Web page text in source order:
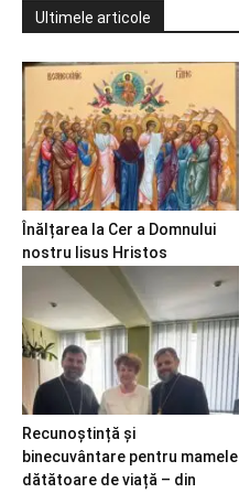
Ultimele articole
Înălțarea la Cer a Domnului
nostru Iisus Hristos
Recunoștință și
binecuvântare pentru mamele
dătătoare de viață – din